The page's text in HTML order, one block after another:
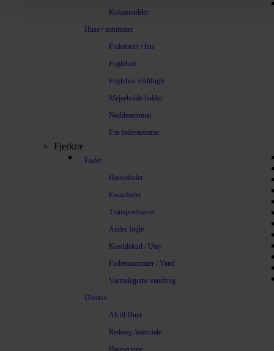
Kokosnødder
Huse / automater
Foderbræt / hus
Fuglebad
Fuglehus vildtfugle
Mejsebolde holder
Nøddeautomat
Frø foderautomat
Fjerkræ
Foder
Hønsefoder
Fasanfoder
Transportkasser
Andre fugle
Kosttilskud / Utøj
Foderautomater / Vand
Varmelegeme vandtrug
Diverse
Alt til Duer
Redeæg /materiale
Hønseringe